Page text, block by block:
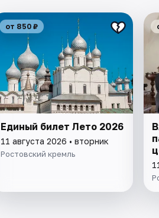
от 850 ₽
Единый билет Лето 2026
11 августа 2026 • вторник
Ростовский кремль